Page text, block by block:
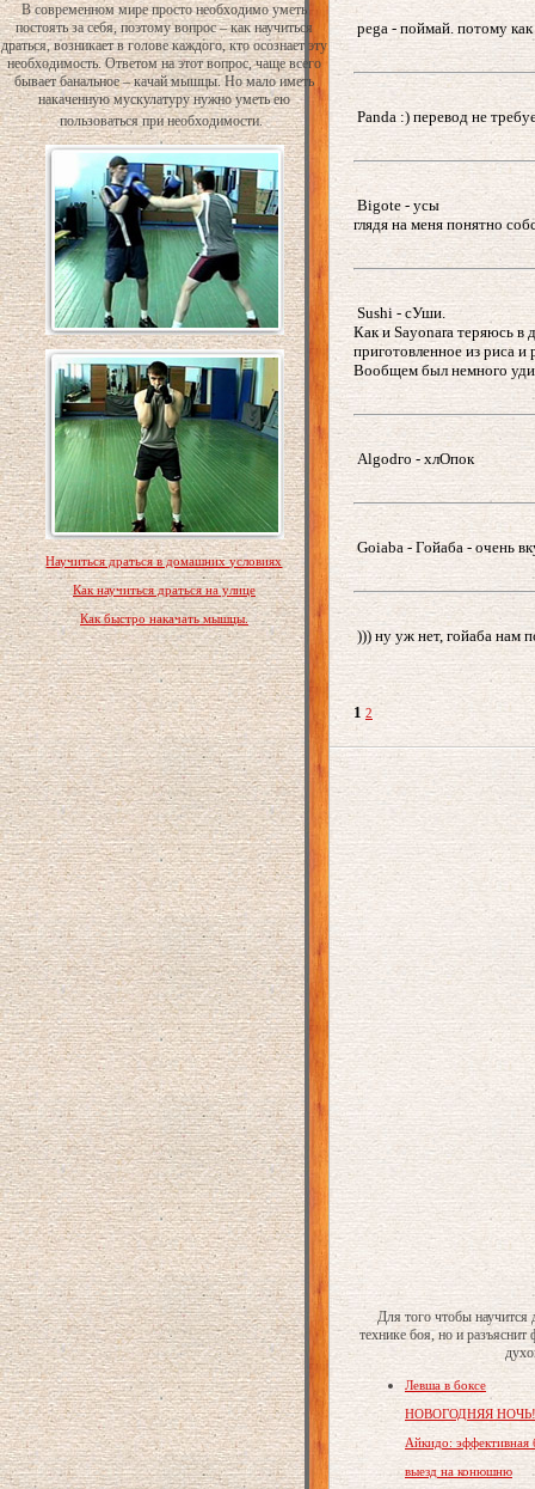
В современном мире просто необходимо уметь
постоять за себя, поэтому вопрос – как научиться
драться, возникает в голове каждого, кто осознает эту
необходимость. Ответом на этот вопрос, чаще всего
бывает банальное – качай мышцы. Но мало иметь
накаченную мускулатуру нужно уметь ею
пользоваться при необходимости.
Научиться драться в домашних условиях
Как научиться драться на улице
Как быстро накачать мышцы.
pega - поймай. потому
Panda :) перевод не
Bigote - усы
глядя на меня понятно
Sushi - сУши.
Как и Sayonara теряюсь в
приготовленное из риса
Вообщем был немного
Аlgodгo - хлОпок
Goiaba - Гойаба - очень
))) ну уж нет, гойаба нам
1 2
Для того чтобы научится
технике боя, но и
Левша в боксе
НОВОГОДНЯЯ
Айкидо: эффективная
выезд на конюшню